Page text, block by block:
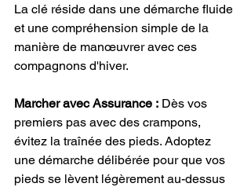
La clé réside dans une démarche fluide
et une compréhension simple de la
manière de manœuvrer avec ces
compagnons d'hiver.
Marcher avec Assurance : Dès vos
premiers pas avec des crampons,
évitez la traînée des pieds. Adoptez
une démarche délibérée pour que vos
pieds se lèvent légèrement au-dessus